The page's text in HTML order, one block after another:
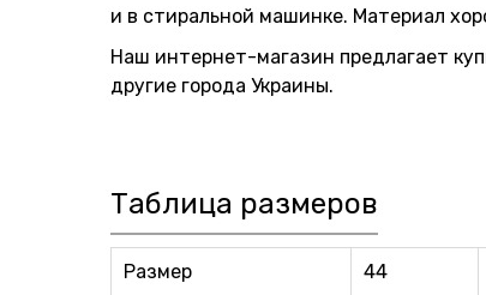
и в стиральной машинке. Материал
Наш интернет-магазин предлагает
другие города Украины.
Таблица размеров
Размер 44